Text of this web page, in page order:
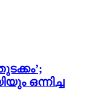
ഒന്നിച്ച